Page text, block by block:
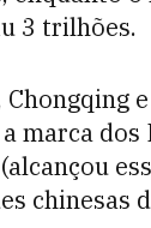
3 trilhões.
marca dos
chinesas